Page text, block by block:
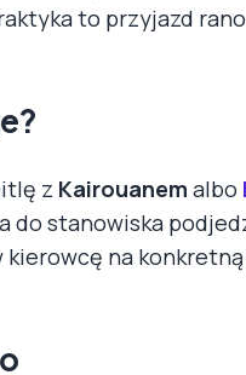
to przyjazd
z Kairouanem albo
do stanowiska
na